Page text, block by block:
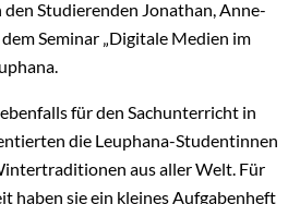
Studierenden Jonathan, Anne-
Seminar „Digitale Medien im
für den Sachunterricht in
die Leuphana-Studentinnen
aus aller Welt. Für
haben sie ein kleines Aufgabenheft